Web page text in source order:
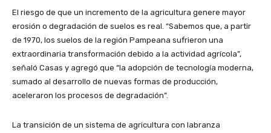
El riesgo de que un incremento de la agricultura genere mayor
erosión o degradación de suelos es real. “Sabemos que, a partir
de 1970, los suelos de la región Pampeana sufrieron una
extraordinaria transformación debido a la actividad agrícola”,
señaló Casas y agregó que “la adopción de tecnología moderna,
sumado al desarrollo de nuevas formas de producción,
aceleraron los procesos de degradación”.
La transición de un sistema de agricultura con labranza